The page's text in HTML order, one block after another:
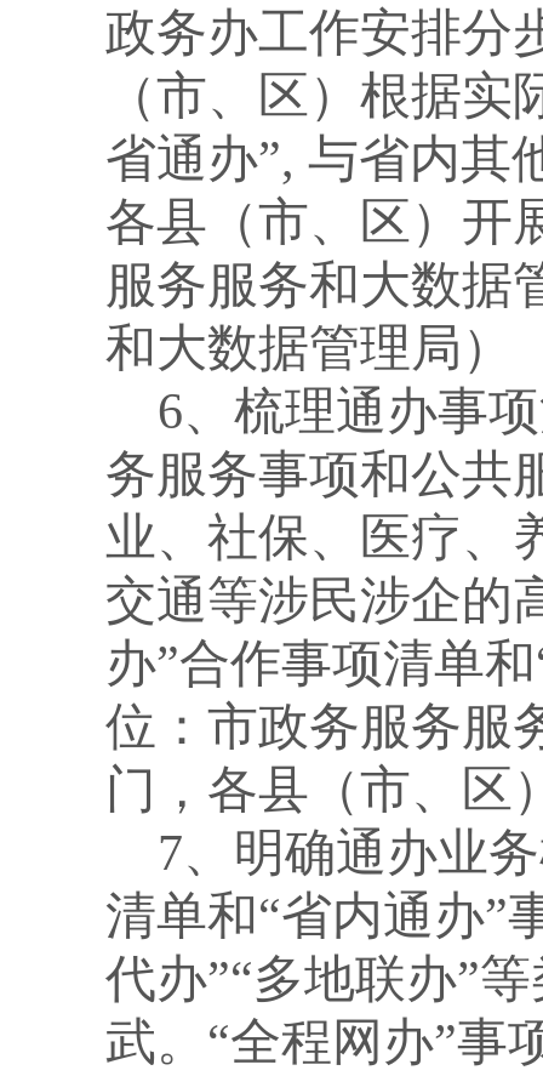
政务办工作安排分
（市、区）根据
省通办”, 与省内其
各县（市、区）开
服务服务和大数据
和大数据管理局）
6、梳理通办事
务服务事项和公共
业、社保、医疗、
交通等涉民涉企的
办”合作事项清单
位：市政务服务服
门，各县（市、区
7、明确通办业
清单和“省内通办”
代办”“多地联办”
武。“全程网办”事